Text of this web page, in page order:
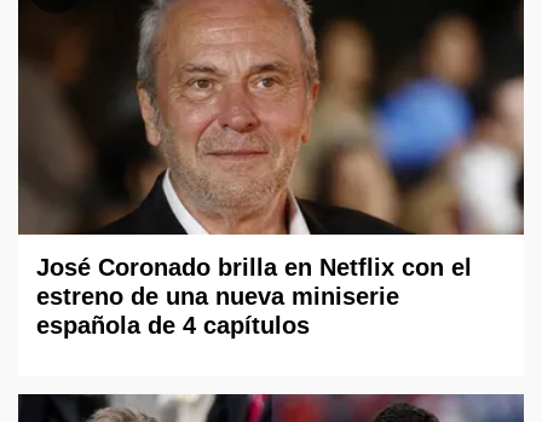
José Coronado brilla en Netflix con el
estreno de una nueva miniserie
española de 4 capítulos